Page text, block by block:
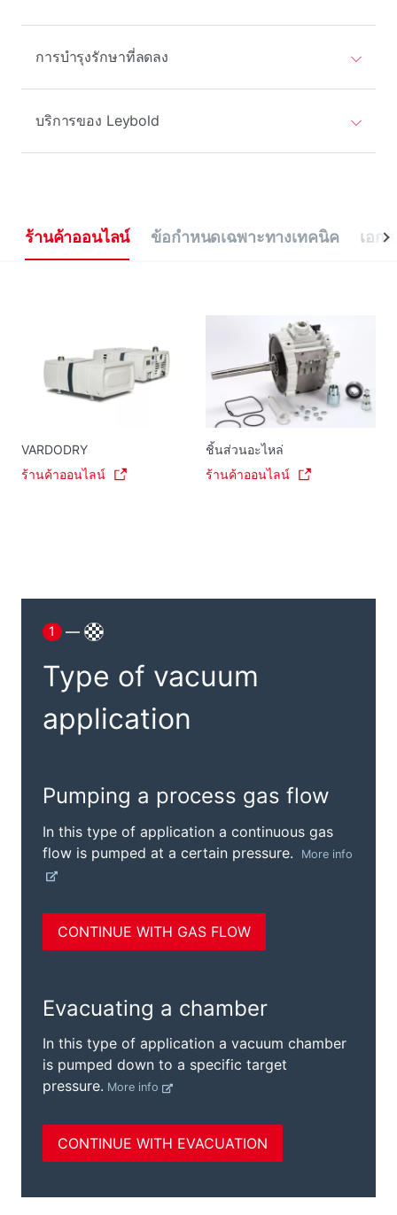
การบำรุงรักษาที่ลดลง
บริการของ Leybold
ร้านค้าออนไลน์ ข้อกําหนดเฉพาะทางเทคนิค เอก
VARDODRY
ร้านค้าออนไลน์
ชิ้นส่วนอะไหล่
ร้านค้าออนไลน์